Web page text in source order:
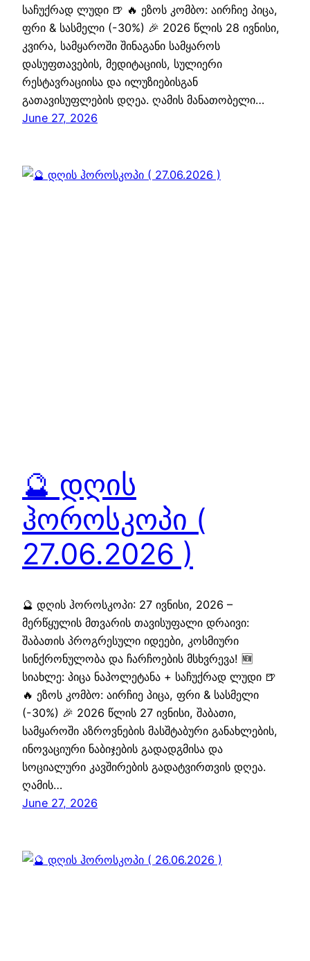
საჩუქრად ლუდი 🍺 🔥 ეზოს კომბო: აირჩიე პიცა,
ფრი & სასმელი (-30%) 🎉 2026 წლის 28 ივნისი,
კვირა, სამყაროში შინაგანი სამყაროს
დასუფთავების, მედიტაციის, სულიერი
რესტავრაციისა და ილუზიებისგან
გათავისუფლების დღეა. ღამის მანათობელი…
June 27, 2026
🔮 დღის
ჰოროსკოპი (
27.06.2026 )
🔮 დღის ჰოროსკოპი: 27 ივნისი, 2026 –
მერწყულის მთვარის თავისუფალი დრაივი:
შაბათის პროგრესული იდეები, კოსმიური
სინქრონულობა და ჩარჩოების მსხვრევა! 🆕
სიახლე: პიცა ნაპოლეტანა + საჩუქრად ლუდი 🍺
🔥 ეზოს კომბო: აირჩიე პიცა, ფრი & სასმელი
(-30%) 🎉 2026 წლის 27 ივნისი, შაბათი,
სამყაროში აზროვნების მასშტაბური განახლების,
ინოვაციური ნაბიჯების გადადგმისა და
სოციალური კავშირების გადატვირთვის დღეა.
ღამის…
June 27, 2026